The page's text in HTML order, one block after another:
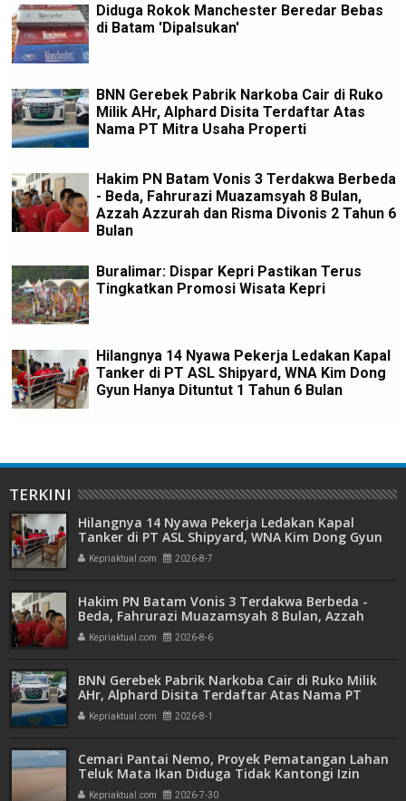
Diduga Rokok Manchester Beredar Bebas
di Batam 'Dipalsukan'
BNN Gerebek Pabrik Narkoba Cair di Ruko
Milik AHr, Alphard Disita Terdaftar Atas
Nama PT Mitra Usaha Properti
Hakim PN Batam Vonis 3 Terdakwa Berbeda
- Beda, Fahrurazi Muazamsyah 8 Bulan,
Azzah Azzurah dan Risma Divonis 2 Tahun 6
Bulan
Buralimar: Dispar Kepri Pastikan Terus
Tingkatkan Promosi Wisata Kepri
Hilangnya 14 Nyawa Pekerja Ledakan Kapal
Tanker di PT ASL Shipyard, WNA Kim Dong
Gyun Hanya Dituntut 1 Tahun 6 Bulan
TERKINI
Hilangnya 14 Nyawa Pekerja Ledakan Kapal
Tanker di PT ASL Shipyard, WNA Kim Dong Gyun
Hanya Dituntut 1 Tahun 6 Bulan
Kepriaktual.com 2026-8-7
Hakim PN Batam Vonis 3 Terdakwa Berbeda -
Beda, Fahrurazi Muazamsyah 8 Bulan, Azzah
Azzurah dan Risma Divonis 2 Tahun 6 Bulan
Kepriaktual.com 2026-8-6
BNN Gerebek Pabrik Narkoba Cair di Ruko Milik
AHr, Alphard Disita Terdaftar Atas Nama PT
Mitra Usaha Properti
Kepriaktual.com 2026-8-1
Cemari Pantai Nemo, Proyek Pematangan Lahan
Teluk Mata Ikan Diduga Tidak Kantongi Izin
Amdal
Kepriaktual.com 2026-7-30